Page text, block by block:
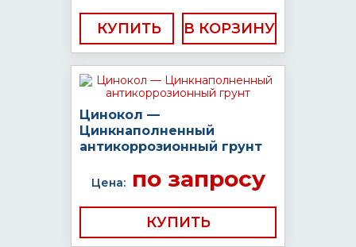
КУПИТЬ
Цинокол —
Цинкнаполненный
антикоррозионный грунт
Цена:по запросу
КУПИТЬ